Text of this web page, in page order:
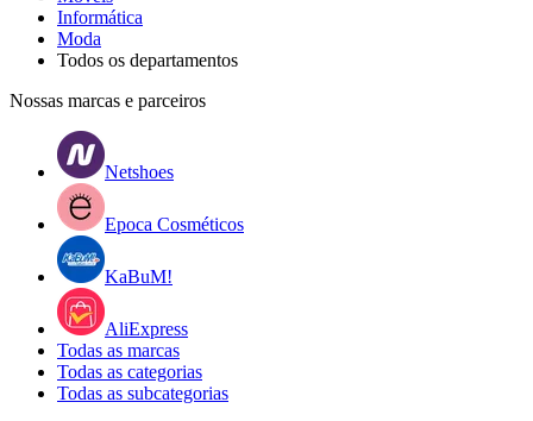
Informática
Moda
Todos os departamentos
Nossas marcas e parceiros
Netshoes
Epoca Cosméticos
KaBuM!
AliExpress
Todas as marcas
Todas as categorias
Todas as subcategorias